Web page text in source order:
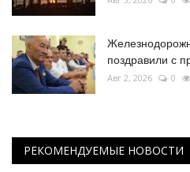
поздравили с
Авг 2, 2026 0
РЕКОМЕНДУЕМЫЕ НОВОСТИ